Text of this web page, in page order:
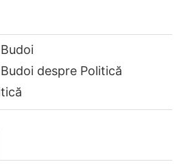
despre Politică